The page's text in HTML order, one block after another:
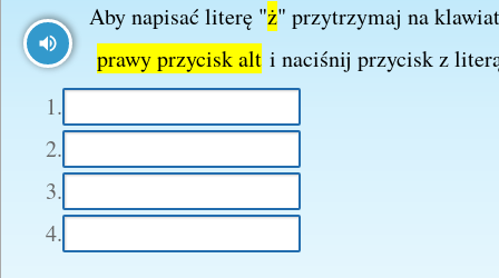
1.
2.
3.
4.
Aby napisać literę "ż" przytrzymaj na
prawy przycisk alt i naciśnij przycisk z